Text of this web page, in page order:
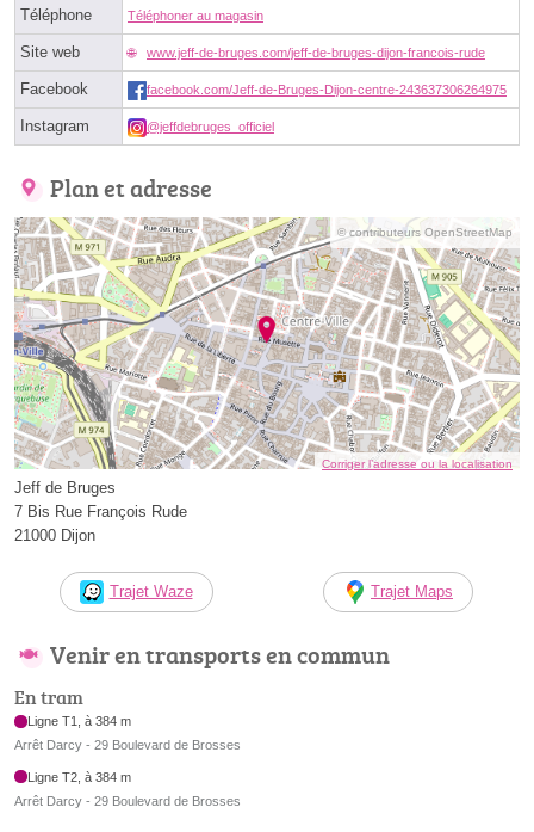
Téléphone Téléphoner au magasin
Site web www.jeff-de-bruges.com/jeff-de-bruges-dijon-francois-rude
Facebook facebook.com/Jeff-de-Bruges-Dijon-centre-243637306264975
Instagram @jeffdebruges_officiel
Plan et adresse
© contributeurs OpenStreetMap
Corriger l’adresse ou la localisation
Jeff de Bruges
7 Bis Rue François Rude
21000 Dijon
Trajet Waze Trajet Maps
Venir en transports en commun
En tram
Ligne T1, à 384 m
Arrêt Darcy - 29 Boulevard de Brosses
Ligne T2, à 384 m
Arrêt Darcy - 29 Boulevard de Brosses